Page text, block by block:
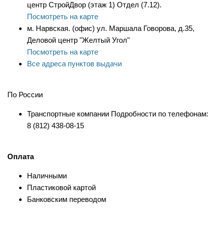
центр СтройДвор (этаж 1) Отдел (7.12).
Посмотреть на карте
м. Нарвская. (офис) ул. Маршала Говорова, д.35,
Деловой центр "Желтый Угол"
Посмотреть на карте
Все адреса пунктов выдачи
По России
Транспортные компании Подробности по телефонам:
8 (812) 438-08-15
Оплата
Наличными
Пластиковой картой
Банковским переводом